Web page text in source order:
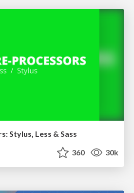
Stylus, Less & Sass
360 30k